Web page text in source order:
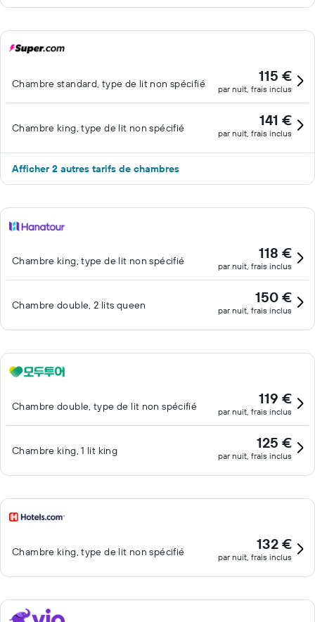
Chambre standard, type de lit non spécifié 115 €
par nuit, frais inclus
Chambre king, type de lit non spécifié 141 €
par nuit, frais inclus
Afficher 2 autres tarifs de chambres
Chambre king, type de lit non spécifié 118 €
par nuit, frais inclus
Chambre double, 2 lits queen 150 €
par nuit, frais inclus
Chambre double, type de lit non spécifié 119 €
par nuit, frais inclus
Chambre king, 1 lit king 125 €
par nuit, frais inclus
Chambre king, type de lit non spécifié 132 €
par nuit, frais inclus